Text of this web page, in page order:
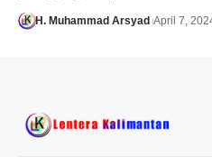
H. Muhammad Arsyad April 7,